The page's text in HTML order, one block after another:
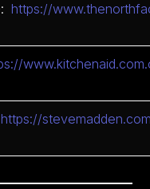
https://
https://